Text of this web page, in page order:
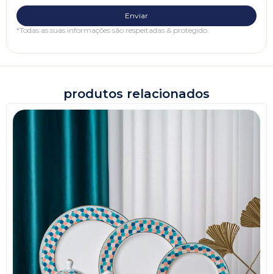
*Todas as suas informações são respeitadas & protegido.
produtos relacionados